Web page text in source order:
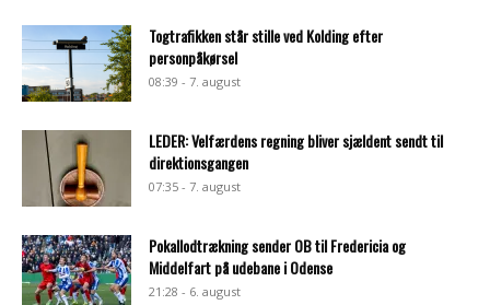
Togtrafikken står stille ved Kolding efter
personpåkørsel
08:39 - 7. august
LEDER: Velfærdens regning bliver sjældent sendt til
direktionsgangen
07:35 - 7. august
Pokallodtrækning sender OB til Fredericia og
Middelfart på udebane i Odense
21:28 - 6. august